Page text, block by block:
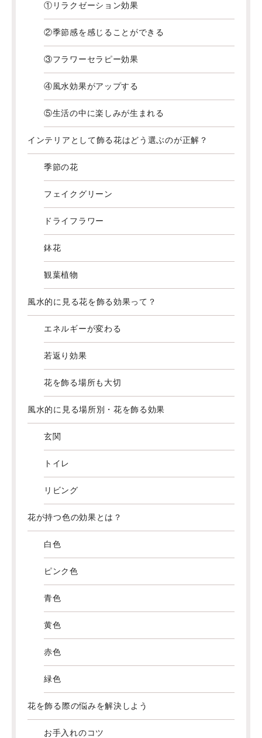
①リラクゼーション効果
②季節感を感じることができる
③フラワーセラピー効果
④風水効果がアップする
⑤生活の中に楽しみが生まれる
インテリアとして飾る花はどう選ぶのが正解？
季節の花
フェイクグリーン
ドライフラワー
鉢花
観葉植物
風水的に見る花を飾る効果って？
エネルギーが変わる
若返り効果
花を飾る場所も大切
風水的に見る場所別・花を飾る効果
玄関
トイレ
リビング
花が持つ色の効果とは？
白色
ピンク色
青色
黄色
赤色
緑色
花を飾る際の悩みを解決しよう
お手入れのコツ